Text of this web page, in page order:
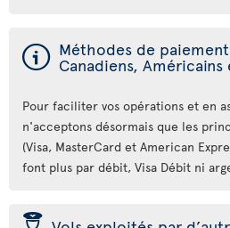
ý Méthodes de
Canadiens, Américains
Pour faciliter vos opérations et en
n'acceptons désormais que les
(Visa, MasterCard et American
font plus par débit, Visa Débit ni